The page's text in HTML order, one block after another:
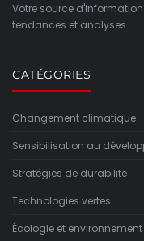
Votre source
tendances et analyses.
CATÉGORIES
Changement climatique
Sensibilisation au
Stratégies de durabilité
Technologies vertes
Écologie et environnement